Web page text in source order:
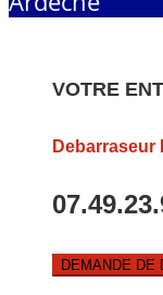
VOTRE
Debarraseur
DEMANDE DE